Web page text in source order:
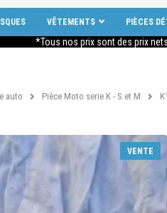
VÊTEMENTS PIÈCES
*Tous nos prix sont des prix nets
auto Pièce Moto serie K - S et M
VENTE